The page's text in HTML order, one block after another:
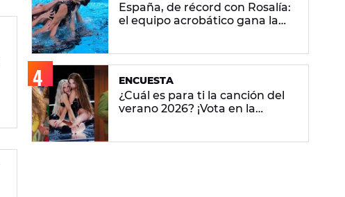
España, de récord con Rosalía:
el equipo acrobático gana la
ENCUESTA
¿Cuál es para ti la canción del
verano 2026? ¡Vota en la